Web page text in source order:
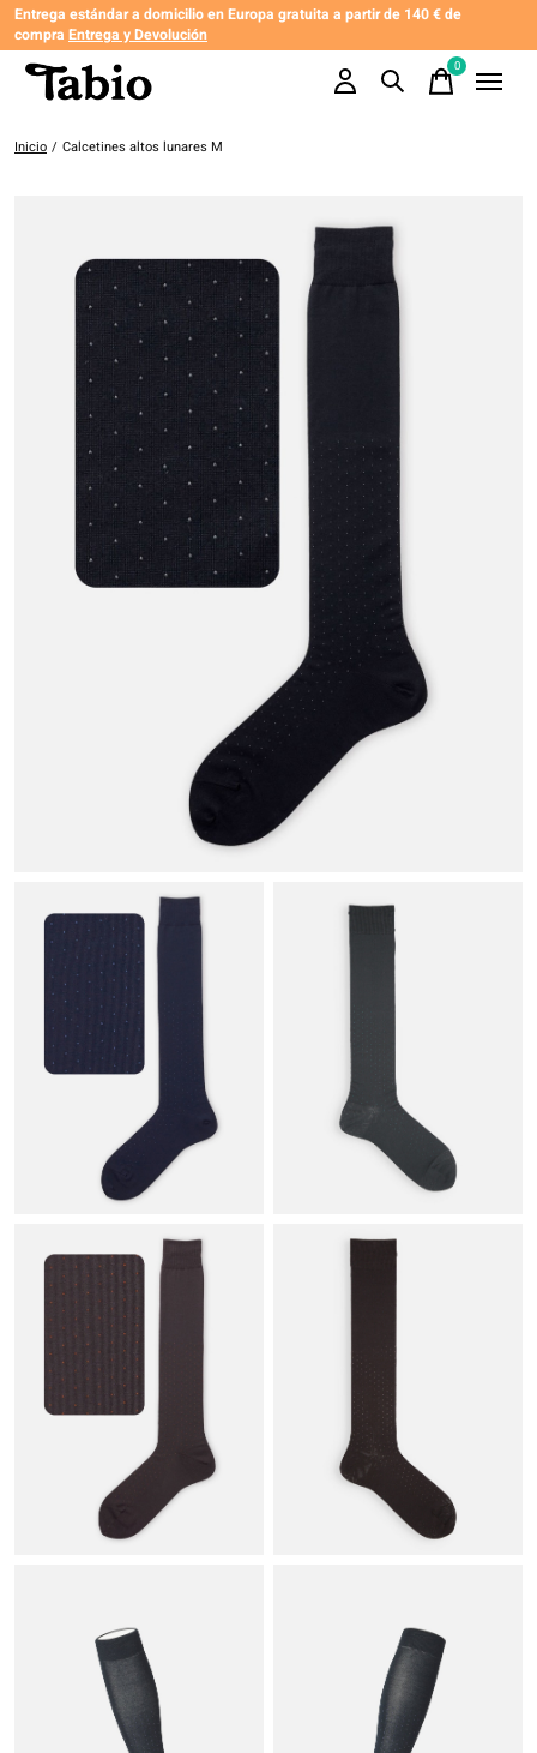
Entrega estándar a domicilio en Europa gratuita a partir de 140 € de
compra Entrega y Devolución
0items
Inicio / Calcetines altos lunares M